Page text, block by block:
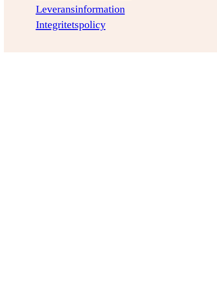
Leveransinformation
Integritetspolicy